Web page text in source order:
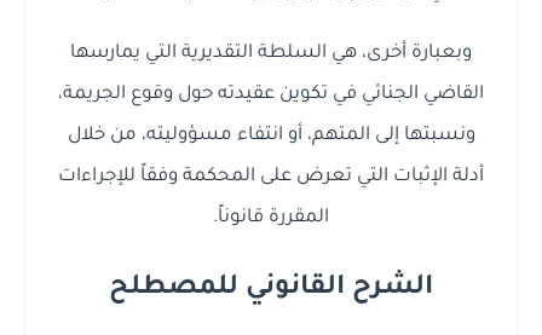
وبعبارة أخرى، هي السلطة التقديرية التي يمارسها
القاضي الجنائي في تكوين عقيدته حول وقوع الجريمة،
ونسبتها إلى المتهم، أو انتفاء مسؤوليته، من خلال
أدلة الإثبات التي تعرض على المحكمة وفقاً للإجراءات
المقررة قانوناً.
الشرح القانوني للمصطلح